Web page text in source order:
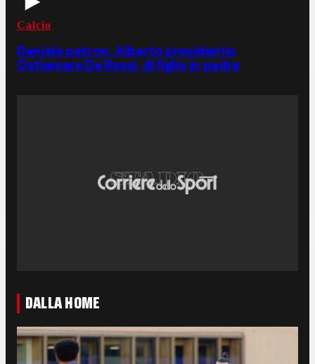
Calcio
Daniele patron, Alberto presidente:
Ostiamare De Rossi, di figlio in padre
DALLA HOME